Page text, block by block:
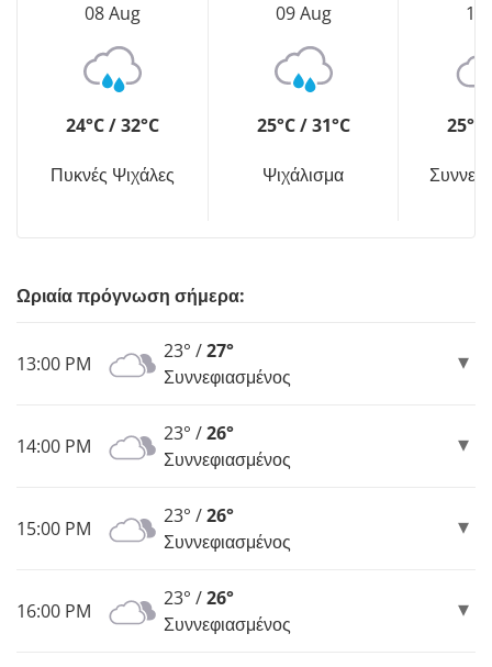
08 Aug
24°C / 32°C
Πυκνές Ψιχάλες
09 Aug
25°C / 31°C
Ψιχάλισμα
10
25°C
Ωριαία πρόγνωση σήμερα:
13:00 PM
23° /27°
Συννεφιασμένος
14:00 PM
23° /26°
Συννεφιασμένος
15:00 PM
23° /26°
Συννεφιασμένος
16:00 PM
23° /26°
Συννεφιασμένος